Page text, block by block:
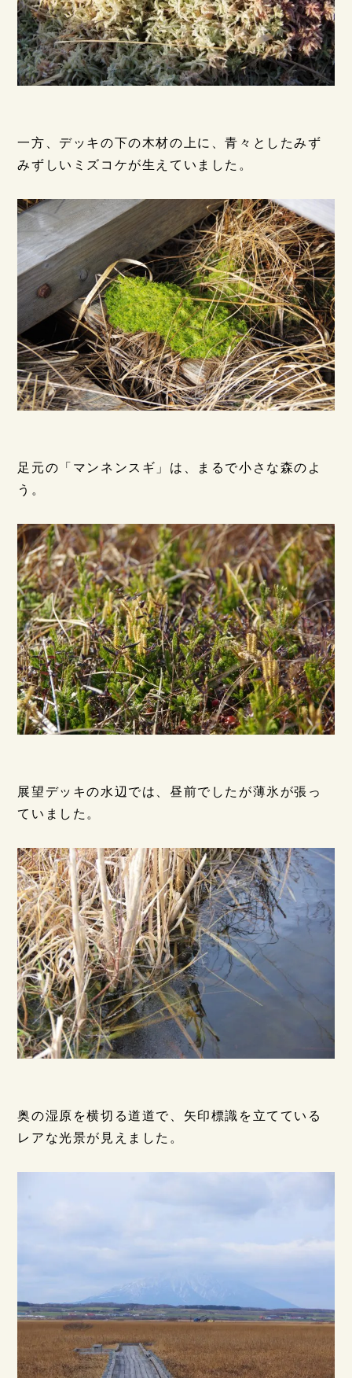
一方、デッキの下の木材の上に、青々としたみず
みずしいミズコケが生えていました。
足元の「マンネンスギ」は、まるで小さな森のよ
う。
展望デッキの水辺では、昼前でしたが薄氷が張っ
ていました。
奥の湿原を横切る道道で、矢印標識を立てている
レアな光景が見えました。